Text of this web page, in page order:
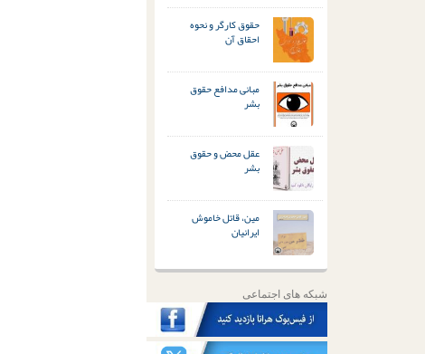
حقوق کارگر و نحوه
احقاق آن
مبانی مدافع حقوق
بشر
عقل محض و حقوق
بشر
مین، قاتل خاموش
ایرانیان
شبکه های اجتماعی